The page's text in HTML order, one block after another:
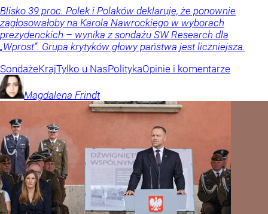
Blisko 39 proc. Polek i Polaków deklaruje, że ponownie
zagłosowałoby na Karola Nawrockiego w wyborach
prezydenckich – wynika z sondażu SW Research dla
„Wprost”. Grupa krytyków głowy państwa jest liczniejsza.
SondażeKrajTylko u NasPolitykaOpinie i komentarze
Magdalena Frindt